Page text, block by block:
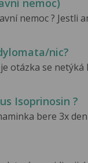
nemoc ? Jestli
nic?
otázka se netýká
Isoprinosin ?
bere 3x